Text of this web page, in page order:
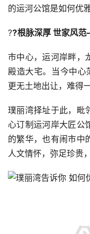
的运河公馆是如何优雅
??根脉深厚 世家风
市中心，运河岸畔，
殿造大宅。当今中心
更无土地出让，难得
璞丽湾择址于此，毗
心订制运河岸大匠公
的繁华，也有闹市中
人文情怀，弥足珍贵